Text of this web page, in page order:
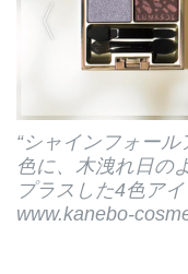
“シャインフォー
かな光と影の美し
イシャドウ。
www.kanebo-